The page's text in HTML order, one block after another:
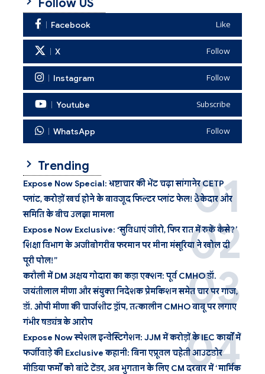
Follow US
Facebook Like
X Follow
Instagram Follow
Youtube Subscribe
WhatsApp Follow
Trending
Expose Now Special: भ्रष्टाचार की भेंट चढ़ा सांगानेर CETP
प्लांट, करोड़ों खर्च होने के बावजूद फिल्टर प्लांट फेल! ठेकेदार और
समिति के बीच उलझा मामला
Expose Now Exclusive: ‘सुविधाएं जीरो, फिर रात में रुकें कैसे?’
शिक्षा विभाग के अजीबोगरीब फरमान पर मीना मंसूरिया ने खोल दी
पूरी पोल!”
करौली में DM अक्षय गोदारा का कड़ा एक्शन: पूर्व CMHO डॉ.
जयंतीलाल मीणा और संयुक्त निदेशक प्रेमकिशन समेत चार पर गाज,
डॉ. ओपी मीणा की चार्जशीट ड्रॉप, तत्कालीन CMHO बाबू पर लगाए
गंभीर षड्यंत्र के आरोप
Expose Now स्पेशल इन्वेस्टिगेशन: JJM में करोड़ों के IEC कार्यों में
फर्जीवाड़े की Exclusive कहानी: बिना एप्रूवल चहेती आउटडोर
मीडिया फर्मों को बांटे टेंडर, अब भुगतान के लिए CM दरबार में ‘मार्मिक